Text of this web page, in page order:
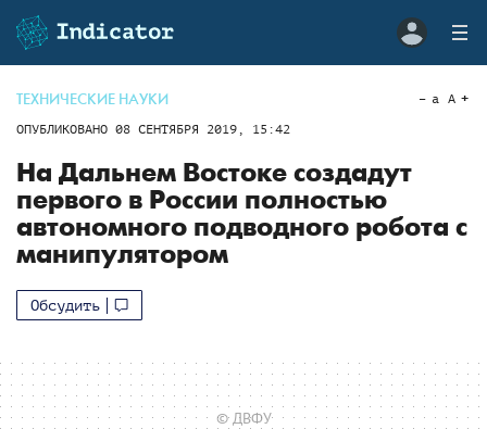
ТЕХНИЧЕСКИЕ НАУКИ
ОПУБЛИКОВАНО 08 СЕНТЯБРЯ 2019, 15:42
a A
На Дальнем Востоке создадут
первого в России полностью
автономного подводного робота с
манипулятором
Обсудить
© ДВФУ